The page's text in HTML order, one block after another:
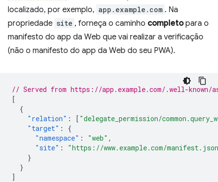
localizado, por exemplo, app.example.com . Na
propriedade site , forneça o caminho completopara o
manifesto do app da Web que vai realizar a verificação
(não o manifesto do app da Web do seu PWA).
// Served from https://app.example.com/.well-known/
[
{
"relation" : [ "delegate_permission/
"target" :
{
"namespace" : "web" ,
"site" :
"https://www.example.com/
}
}
]